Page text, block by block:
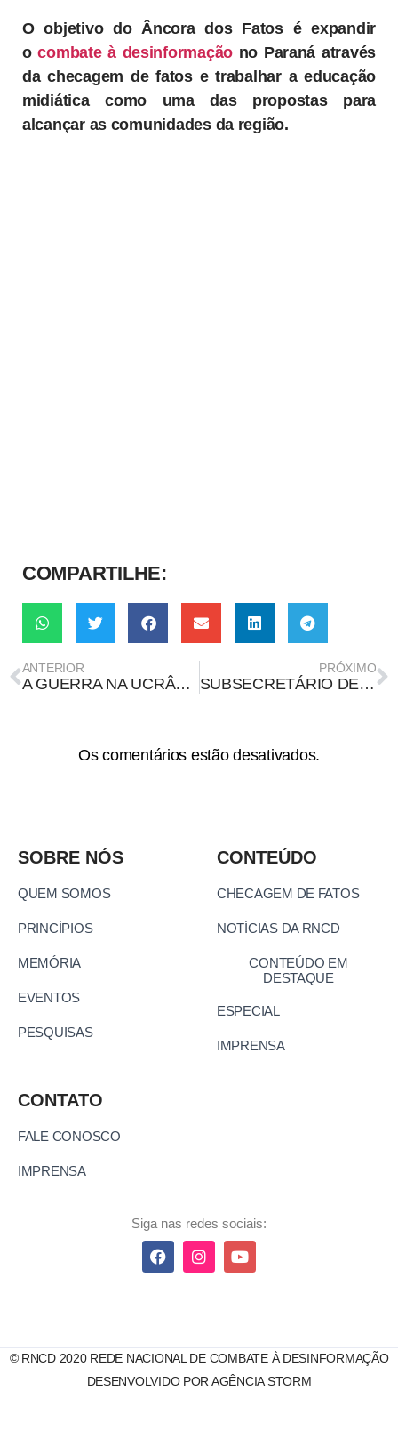
O objetivo do Âncora dos Fatos é expandir
ocombate à desinformação no Paraná através
da checagem de fatos e trabalhar a educação
midiática como uma das propostas para
alcançar as comunidades da região.
COMPARTILHE:
ANTERIOR
A GUERRA NA UCRÂNIA, AS SOMBRAS DA CAVERNA E AS CONSEQUÊNCIAS DA MORTE DO ARGUMENTO
PRÓXIMO
SUBSECRETÁRIO DE CLIMA DESINFORMA SOBRE NDC
Os comentários estão desativados.
SOBRE NÓS
QUEM SOMOS
PRINCÍPIOS
MEMÓRIA
EVENTOS
PESQUISAS
CONTEÚDO
CHECAGEM DE FATOS
NOTÍCIAS DA RNCD
CONTEÚDO EM
DESTAQUE
ESPECIAL
IMPRENSA
CONTATO
FALE CONOSCO
IMPRENSA
Siga nas redes sociais:
© RNCD 2020 REDE NACIONAL DE COMBATE À DESINFORMAÇÃO
DESENVOLVIDO POR AGÊNCIA STORM